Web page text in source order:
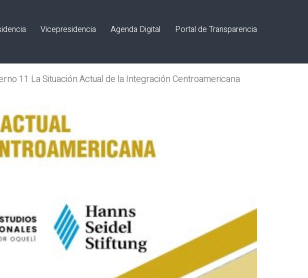
Vicepresidencia Agenda Digital Portal de Transparencia
11 La Situación Actual de la Integración Centroamericana